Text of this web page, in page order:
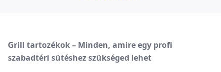
Grill tartozékok – Minden, amire egy profi
szabadtéri sütéshez szükséged lehet